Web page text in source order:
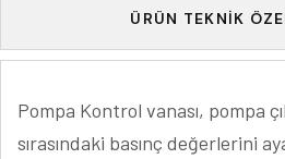
ÜRÜN TEKNIK
Pompa Kontrol vanası, pompa
sırasındaki basınç değerlerini